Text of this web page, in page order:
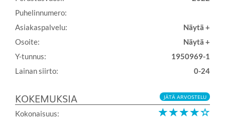
Puhelinnumero:
Asiakaspalvelu:
Näytä +
Osoite:
Näytä +
Y-tunnus:
1950969-1
Lainan siirto:
0-24
KOKEMUKSIA JÄTÄ ARVOSTELU
Kokonaisuus: